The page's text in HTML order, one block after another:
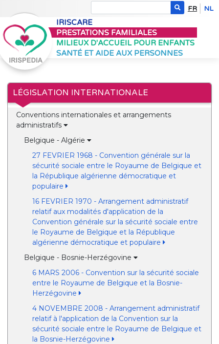
FR NL
IRISCARE
PRESTATIONS FAMILIALES
MILIEUX D'ACCUEIL POUR ENFANTS
SANTÉ ET AIDE AUX PERSONNES
LÉGISLATION INTERNATIONALE
Conventions internationales et arrangements
administratifs
Belgique - Algérie
27 FEVRIER 1968 - Convention générale sur la
sécurité sociale entre le Royaume de Belgique et
la République algérienne démocratique et
populaire
16 FEVRIER 1970 - Arrangement administratif
relatif aux modalités d'application de la
Convention générale sur la sécurité sociale entre
le Royaume de Belgique et la République
algérienne démocratique et populaire
Belgique - Bosnie-Herzégovine
6 MARS 2006 - Convention sur la sécurité sociale
entre le Royaume de Belgique et la Bosnie-
Herzégovine
4 NOVEMBRE 2008 - Arrangement administratif
relatif à l'application de la Convention sur la
sécurité sociale entre le Royaume de Belgique et
la Bosnie-Herzégovine